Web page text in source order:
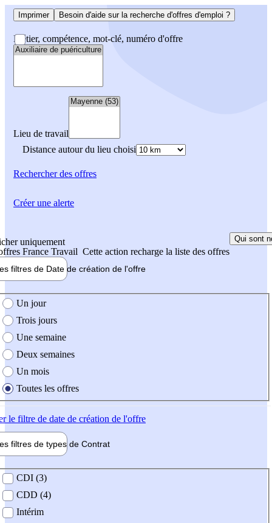
Imprimer Besoin d'aide sur la recherche d'offres d'emploi ?
Métier, compétence, mot-clé, numéro d'offre
Lieu de travail
Distance autour du lieu choisi
Rechercherdes offres
uniquement
France Travail Cette action recharge la liste des offres
Qui sont
filtres de Date de création de l'offre
création de l'offre
Un jour
Trois jours
Une semaine
Deux semaines
Un mois
Toutes les offres
le filtre de date de création de l'offre
filtres de types de Contrat
contrat
CDI (3)
CDD (4)
Intérim
Créer une alerte